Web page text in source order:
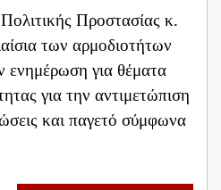
Προστασίας κ.
των αρμοδιοτήτων
ενημέρωση για θέματα
για την αντιμετώπιση
και παγετό σύμφωνα